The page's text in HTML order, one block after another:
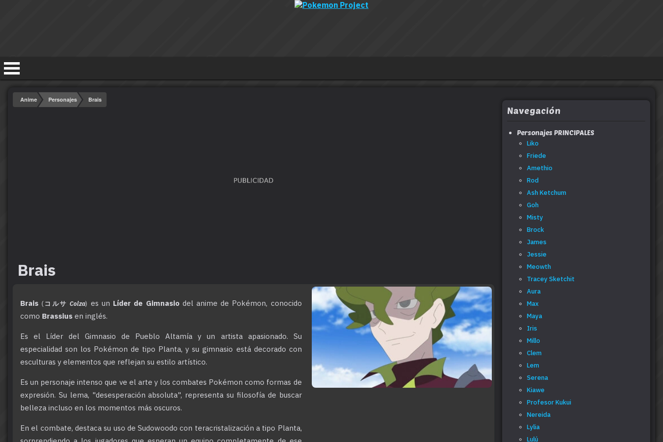
Anime Personajes Brais
Brais
Brais ( コルサColza) es un Líder de Gimnasiodel anime de Pokémon, conocido
como Brassius en inglés.
Es el Líder del Gimnasio de Pueblo Altamía y un artista apasionado. Su
especialidad son los Pokémon de tipo Planta, y su gimnasio está decorado con
esculturas y elementos que reflejan su estilo artístico.
Es un personaje intenso que ve el arte y los combates Pokémon como formas de
expresión. Su lema, "desesperación absoluta", representa su filosofía de buscar
belleza incluso en los momentos más oscuros.
En el combate, destaca su uso de Sudowoodo con teracristalización a tipo Planta,
Navegación
Personajes PRINCIPALES
Liko
Friede
Amethio
Rod
Ash Ketchum
Goh
Misty
Brock
James
Jessie
Meowth
Tracey Sketchit
Aura
Max
Maya
Iris
Millo
Clem
Lem
Serena
Kiawe
Profesor Kukui
Nereida
Lylia
Lulú